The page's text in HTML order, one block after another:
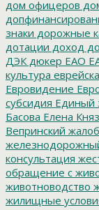
дом офицеров
знаки дорожные
дотации доход
ДЭК дюкер ЕАО
культура
Евровидение
субсидия Единый
Басова Елена
Вепринский
консультация
обращение с
животноводство
жилищные